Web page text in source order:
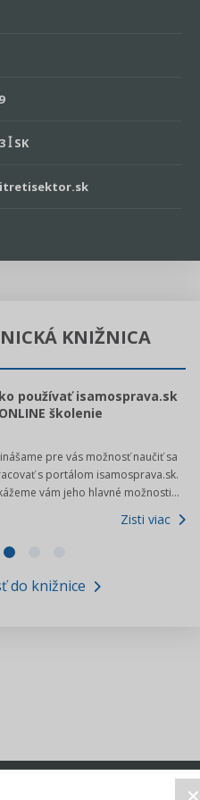
SK
KNIŽNICA
používať isamosprava.sk
školenie
pre vás možnosť naučiť sa
s portálom isamosprava.sk.
vám jeho hlavné možnosti...
Zisti viac
do knižnice